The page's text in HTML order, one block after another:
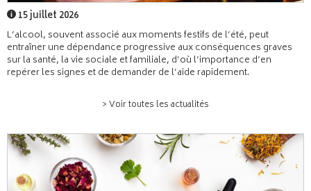
15 juillet 2026
L’alcool, souvent associé aux moments festifs de l’été, peut
entraîner une dépendance progressive aux conséquences graves
sur la santé, la vie sociale et familiale, d’où l’importance d’en
repérer les signes et de demander de l’aide rapidement.
> Voir toutes les actualités